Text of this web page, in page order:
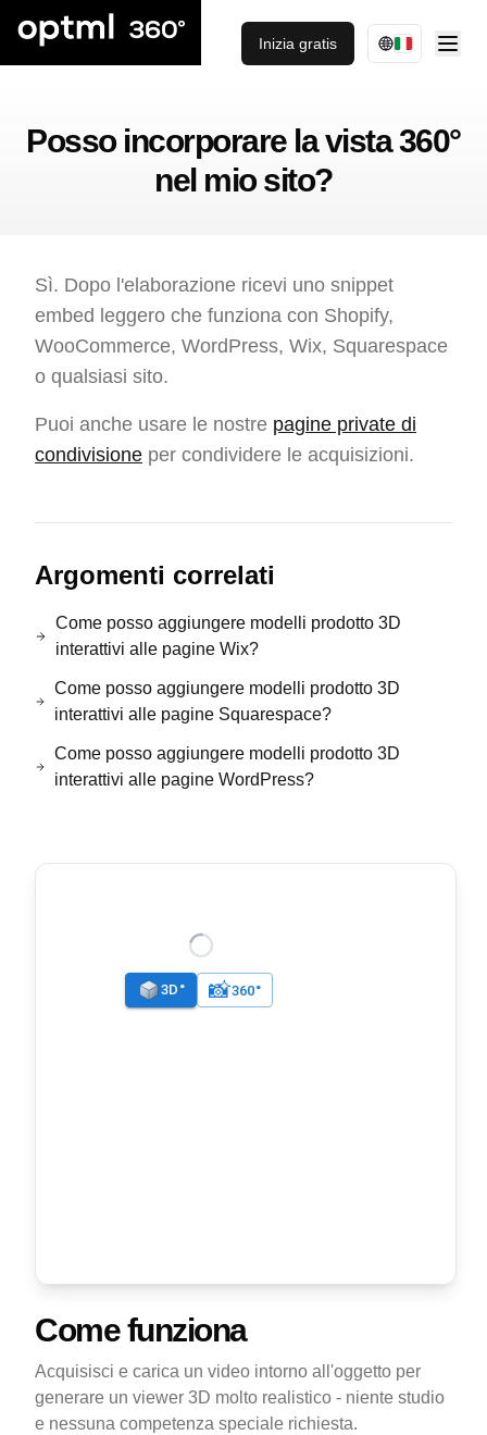
Inizia gratis
Posso incorporare la vista 360°
nel mio sito?
Sì. Dopo l'elaborazione ricevi uno snippet
embed leggero che funziona con Shopify,
WooCommerce, WordPress, Wix, Squarespace
o qualsiasi sito.
Puoi anche usare le nostre pagine private di
condivisione per condividere le acquisizioni.
Argomenti correlati
Come posso aggiungere modelli prodotto 3D
interattivi alle pagine Wix?
Come posso aggiungere modelli prodotto 3D
interattivi alle pagine Squarespace?
Come posso aggiungere modelli prodotto 3D
interattivi alle pagine WordPress?
Come funziona
Acquisisci e carica un video intorno all'oggetto per
generare un viewer 3D molto realistico - niente studio
e nessuna competenza speciale richiesta.